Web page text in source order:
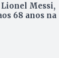
Messi,
68 anos na